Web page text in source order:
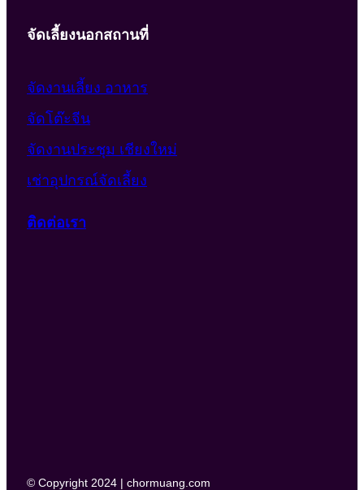
จัดเลี้ยงนอกสถานที่
จัดงานเลี้ยง อาหาร
จัดโต๊ะจีน
จัดงานประชุม เชียงใหม่
เช่าอุปกรณ์จัดเลี้ยง
ติดต่อเรา
© Copyright 2024 | chormuang.com